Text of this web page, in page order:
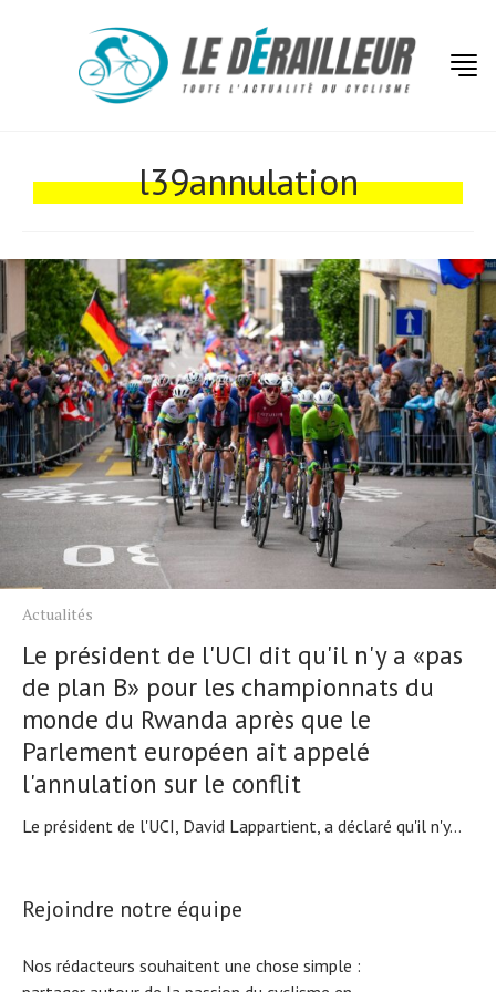
l39annulation
Actualités
Le président de l'UCI dit qu'il n'y a «pas
de plan B» pour les championnats du
monde du Rwanda après que le
Parlement européen ait appelé
l'annulation sur le conflit
Le président de l'UCI, David Lappartient, a déclaré qu'il n'y...
Rejoindre notre équipe
Nos rédacteurs souhaitent une chose simple :
Tests de produits
Conseils
Tendances
Tous nos articles
À propos